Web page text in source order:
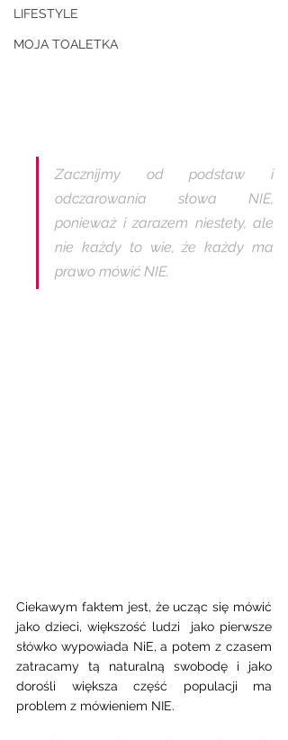
LIFESTYLE
MOJA TOALETKA
Zacznijmy od podstaw i
odczarowania słowa NIE,
ponieważ i zarazem niestety, ale
nie każdy to wie, że każdy ma
prawo mówić NIE.
Ciekawym faktem jest, że ucząc się mówić
jako dzieci, większość ludzi  jako pierwsze
słówko wypowiada NiE, a potem z czasem
zatracamy tą naturalną swobodę i jako
dorośli większa część populacji ma
problem z mówieniem NIE.